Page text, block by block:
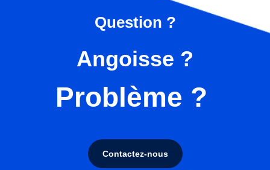
Question ?
Angoisse ?
Problème ?
Contactez-nous